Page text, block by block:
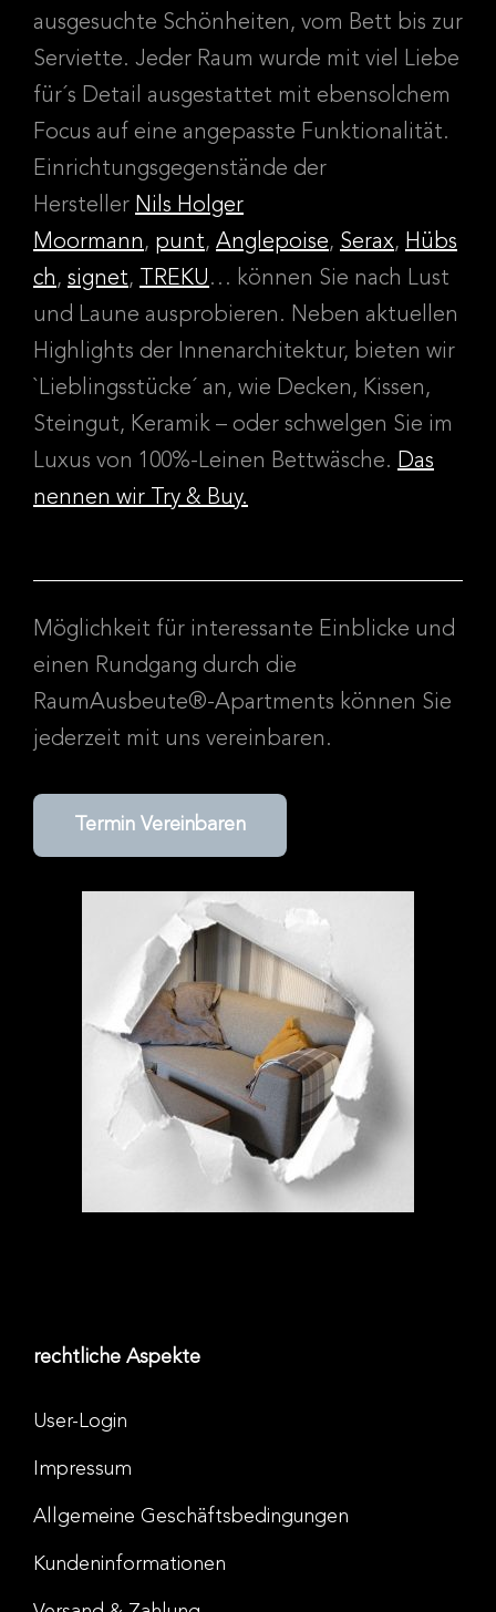
ausgesuchte Schönheiten, vom Bett bis zur
Serviette. Jeder Raum wurde mit viel Liebe
für´s Detail ausgestattet mit ebensolchem
Focus auf eine angepasste Funktionalität.
Einrichtungsgegenstände der
Hersteller Nils Holger
Moormann, punt, Anglepoise, Serax, Hübs
ch, signet, TREKU … können Sie nach Lust
und Laune ausprobieren. Neben aktuellen
Highlights der Innenarchitektur, bieten wir
`Lieblingsstücke´ an, wie Decken, Kissen,
Steingut, Keramik – oder schwelgen Sie im
Luxus von 100%-Leinen Bettwäsche. Das
nennen wir Try & Buy.
Möglichkeit für interessante Einblicke und
einen Rundgang durch die
RaumAusbeute®-Apartments können Sie
jederzeit mit uns vereinbaren.
Termin Vereinbaren
rechtliche Aspekte
User-Login
Impressum
Allgemeine Geschäftsbedingungen
Kundeninformationen